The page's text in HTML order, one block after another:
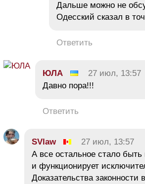
Дальше можно не
Одесский сказал в
Ответить
ЮЛА 27 июл, 13:57
Давно пора!!!
Ответить
SVlaw 27 июл, 13:57
А все остальное стало быть
и функционирует
Доказательства